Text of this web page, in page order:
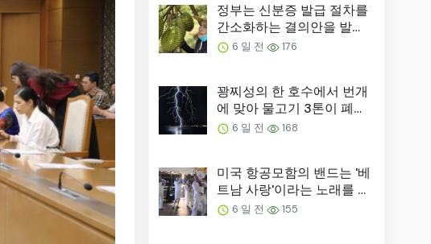
정부는 신분증 발급 절차를
간소화하는 결의안을 발표
했습니다.
6 일 전 176
꽝찌성의 한 호수에서 번개
에 맞아 물고기 3톤이 폐사:
번개가 원인일 가능성 제
6 일 전 168
미국 항공모함의 밴드는 '베
트남 사랑'이라는 노래를 연
주했습니다...
6 일 전 155